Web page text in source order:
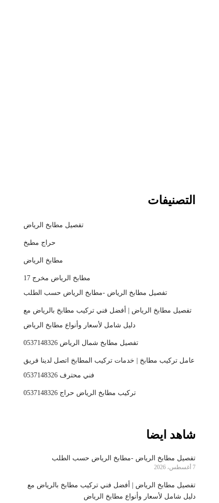
التصنيفات
تفصيل مطابخ الرياض
حراج مطبخ
مطابخ الرياض
مطابخ الرياض مخرج 17
تفصيل مطابخ الرياض -مطابخ الرياض حسب الطلب
تفصيل مطابخ الرياض | أفضل فني تركيب مطابخ بالرياض مع
دليل شامل لأسعار وأنواع مطابخ الرياض
تفصيل مطابخ شمال الرياض 0537148326
عامل تركيب مطابخ | خدمات تركيب المطابخ اتصل لدينا فريق
فني محترف 0537148326
تركيب مطابخ الرياض حراج 0537148326
شاهد ايضا
تفصيل مطابخ الرياض -مطابخ الرياض حسب الطلب
7 أغسطس، 2026
تفصيل مطابخ الرياض | أفضل فني تركيب مطابخ بالرياض مع
دليل شامل لأسعار وأنواع مطابخ الرياض